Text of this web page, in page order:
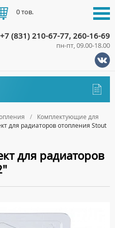
Комплектующие для
для радиаторов отопления Stout
для радиаторов
НАГРЕВА
+7 (831) 210-67-77, 260-16-69
пн-пт, 09.00-18.00
0 тов.